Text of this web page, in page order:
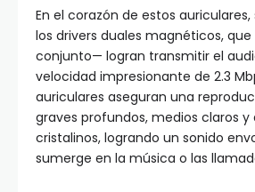
En el corazón de estos
los drivers duales magnéticos,
conjunto— logran transmitir el
velocidad impresionante de 2.3
auriculares aseguran una
graves profundos, medios claros y
cristalinos, logrando un sonido
sumerge en la música o las